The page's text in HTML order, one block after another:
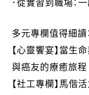
．從實習到職場：
多元專欄值得細讀
【心靈饗宴】 當生
與癌友的療癒旅程
【社工專欄】 馬偕